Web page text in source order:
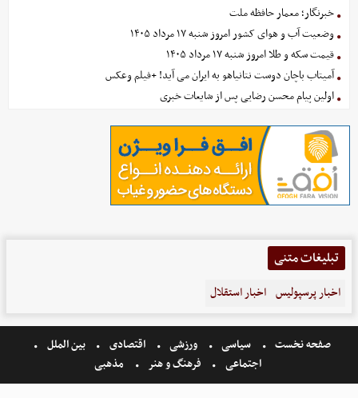
خبرنگار؛ معمار حافظه ملت
وضعیت آب و هوای کشور امروز شنبه ۱۷ مرداد ۱۴۰۵
قیمت سکه و طلا امروز شنبه ۱۷ مرداد ۱۴۰۵
آمیتاب باچان دوست نتانیاهو به ایران می آید! +فیلم وعکس
اولین پیام محسن رضایی پس از شایعات خبری
تبلیغات متنی
اخبار پرسپولیس اخبار استقلال
صفحه نخست سیاسی ورزشی اقتصادی
بین الملل
اجتماعی
فرهنگ و هنر مذهبی